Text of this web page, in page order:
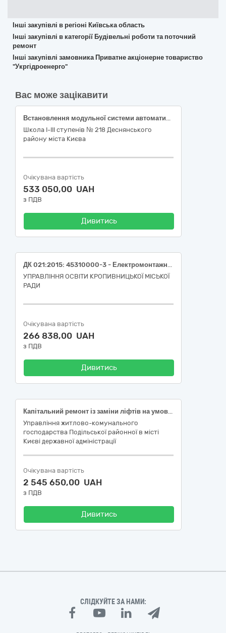
Інші закупівлі в регіоні Київська область
Інші закупівлі в категорії Будівельні роботи та поточний
ремонт
Інші закупівлі замовника Приватне акціонерне товариство
"Укргідроенерго"
Вас може зацікавити
Встановлення модульної системи автоматичного пожежогасіння над варочними поверхнями у харчоблоці їдальні в будівлі Школи І-ІІІ ступенів № 218 Деснянського району міста Києва за адресою м.Київ,вул.Ореста Левицького, 6-А (Код ДК 021:2015: 45310000-3 - Електромонтажні роботи)
Школа І-ІІІ ступенів № 218 Деснянського
району міста Києва
Очікувана вартість
533 050,00 UAH
з ПДВ
Дивитись
ДК 021:2015: 45310000-3 - Електромонтажні роботи (Монтаж автоматичної пожежної сигналізації та системи оповіщення про пожежу в будівлі Комунального закладу «Ліцей «Муніципальний колегіум» Кропивницької міської ради», за адресою: Кіровоградська область, Кропивницький район, м. Кропивницький, вул. Арсенія Тарковського,36)
УПРАВЛІННЯ ОСВІТИ КРОПИВНИЦЬКОЇ МІСЬКОЇ
РАДИ
Очікувана вартість
266 838,00 UAH
з ПДВ
Дивитись
Капітальний ремонт із заміни ліфтів на умовах співфінансування у житловому будинку за адресою: просп. Свободи, 24-Б у Подільському районі м. Києва", під.1
Управління житлово-комунального
господарства Подільської районної в місті
Києві державної адміністрації
Очікувана вартість
2 545 650,00 UAH
з ПДВ
Дивитись
СЛІДКУЙТЕ ЗА НАМИ: